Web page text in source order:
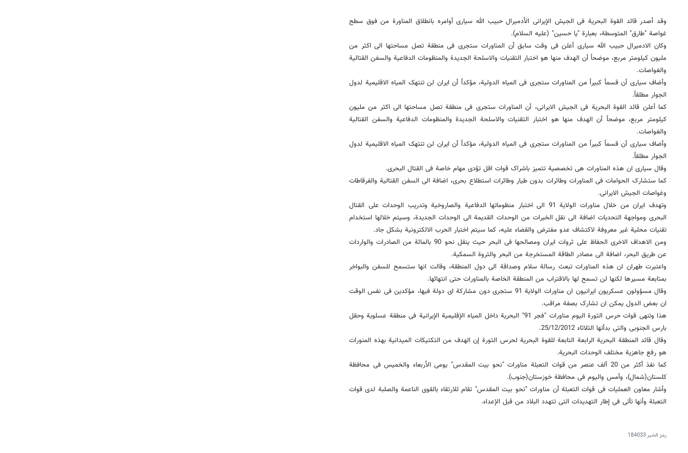
وقد أصدر قائد القوة البحریة فی الجیش الإیرانی الأدمیرال حبیب الله سیاری أوامره بانطلاق المناورة من فوق سطح
غواصة "طارق" المتوسطة، بعبارة "یا حسین" (علیه السلام).
وکان الادمیرال حبیب الله سیاری أعلن فی وقت سابق أن المناورات ستجرى فی منطقة تصل مساحتها الى اکثر من
ملیون کیلومتر مربع، موضحاً أن الهدف منها هو اختبار التقنیات والاسلحة الجدیدة والمنظومات الدفاعیة والسفن القتالیة
والغواصات.
وأضاف سیاری أن قسماً کبیراً من المناورات ستجری فی المیاه الدولیة، مؤکداً أن ایران لن تنتهک المیاه الاقلیمیة لدول
الجوار مطلقاً.
کما أعلن قائد القوة البحریة فی الجیش الایرانی، أن المناورات ستجری فی منطقة تصل مساحتها الى اکثر من ملیون
کیلومتر مربع، موضحاً أن الهدف منها هو اختبار التقنیات والاسلحة الجدیدة والمنظومات الدفاعیة والسفن القتالیة
والغواصات.
وأضاف سیاری أن قسماً کبیراً من المناورات ستجری فی المیاه الدولیة، مؤکداً أن ایران لن تنتهک المیاه الاقلیمیة لدول
الجوار مطلقاً.
وقال سیاری ان هذه المناورات هی تخصصیة تتمیز باشراک قوات اقل تؤدی مهام خاصة فی القتال البحری.
کما ستشارک الحوامات فی المناورات وطائرات بدون طیار وطائرات استطلاع بحری، اضافة الى السفن القتالیة والفرقاطات
وغواصات الجیش الایرانی.
وتهدف ایران من خلال مناورات الولایة 91 الى اختبار منظوماتها الدفاعیة والصاروخیة وتدریب الوحدات على القتال
البحری ومواجهة التحدیات اضافة الى نقل الخبرات من الوحدات القدیمة الى الوحدات الجدیدة، وسیتم خلالها استخدام
تقنیات محلیة غیر معروفة لاکتشاف عدو مفترض والقضاء علیه، کما سیتم اختبار الحرب الالکترونیة بشکل جاد.
ومن الاهداف الاخرى الحفاظ على ثروات ایران ومصالحها فی البحر حیث ینقل نحو 90 بالمائة من الصادرات والواردات
عن طریق البحر، اضافة الى مصادر الطاقة المستخرجة من البحر والثروة السمکیة.
واعتبرت طهران ان هذه المناورات تبعث رسالة سلام وصداقة الى دول المنطقة، وقالت انها ستسمح للسفن والبواخر
بمتابعة مسیرها لکنها لن تسمح لها بالاقتراب من المنطقة الخاصة بالمناورات حتى انتهائها.
وقال مسؤولون عسکریون ایرانیون ان مناورات الولایة 91 ستجرى دون مشارکة ای دولة فیها، مؤکدین فی نفس الوقت
ان بعض الدول یمکن ان تشارک بصفة مراقب.
هذا وتنهی قوات حرس الثورة الیوم مناورات "فجر 91" البحریة داخل المیاه الإقلیمیة الإیرانیة فی منطقة عسلویة وحقل
بارس الجنوبی والتی بدأتها الثلاثاء 25/12/2012.
وقال قائد المنطقة البحریة الرابعة التابعة للقوة البحریة لحرس الثورة إن الهدف من التکتیکات المیدانیة بهذه المنورات
هو رفع جاهزیة مختلف الوحدات البحریة.
کما نفذ أکثر من 20 ألف عنصر من قوات التعبئة مناورات "نحو بیت المقدس" یومی الأربعاء والخمیس فی محافظة
کلستان(شمال)، وأمس والیوم فی محافظة خوزستان(جنوب).
وأشار معاون العملیات فی قوات التعبئة أن مناورات "نحو بیت المقدس" تقام للارتقاء بالقوى الناعمة والصلبة لدى قوات
التعبئة وأنها تأتی فی إطار التهدیدات التی تتهدد البلاد من قبل الإعداء.
رمز الخبر184033